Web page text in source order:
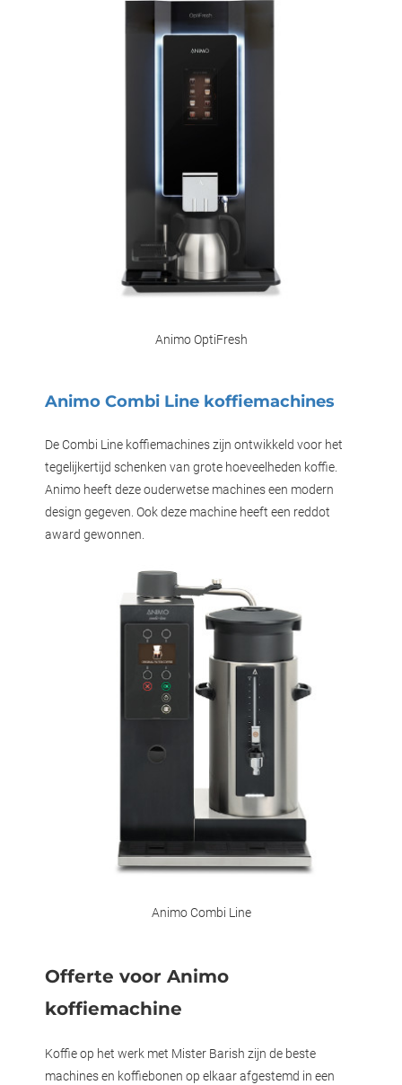
Animo OptiFresh
Animo Combi Line koffiemachines
De Combi Line koffiemachines zijn ontwikkeld voor het
tegelijkertijd schenken van grote hoeveelheden koffie.
Animo heeft deze ouderwetse machines een modern
design gegeven. Ook deze machine heeft een reddot
award gewonnen.
Animo Combi Line
Offerte voor Animo
koffiemachine
Koffie op het werk met Mister Barish zijn de beste
machines en koffiebonen op elkaar afgestemd in een